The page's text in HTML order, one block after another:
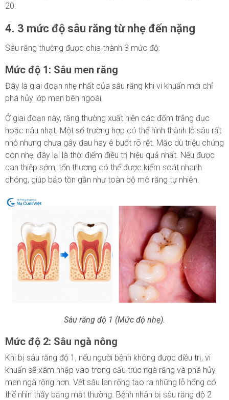
20.
4. 3 mức độ sâu răng từ nhẹ đến nặng
Sâu răng thường được chia thành 3 mức độ:
Mức độ 1: Sâu men răng
Đây là giai đoạn nhẹ nhất của sâu răng khi vi khuẩn mới chỉ
phá hủy lớp men bên ngoài.
Ở giai đoạn này, răng thường xuất hiện các đốm trắng đục
hoặc nâu nhạt. Một số trường hợp có thể hình thành lỗ sâu rất
nhỏ nhưng chưa gây đau hay ê buốt rõ rệt. Mặc dù triệu chứng
còn nhẹ, đây lại là thời điểm điều trị hiệu quả nhất. Nếu được
can thiệp sớm, tổn thương có thể được kiểm soát nhanh
chóng, giúp bảo tồn gần như toàn bộ mô răng tự nhiên.
Sâu răng độ 1 (Mức độ nhẹ).
Mức độ 2: Sâu ngà nông
Khi bị sâu răng độ 1, nếu người bệnh không được điều trị, vi
khuẩn sẽ xâm nhập vào trong cấu trúc ngà răng và phá hủy
men ngà rộng hơn. Vết sâu lan rộng tạo ra những lỗ hổng có
thể nhìn thấy bằng mắt thường. Bệnh nhân bị sâu răng độ 2